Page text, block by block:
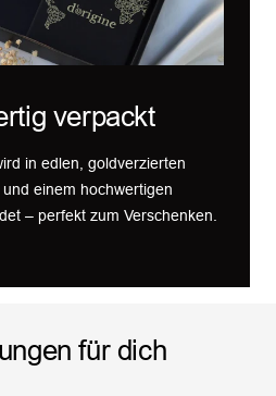
verpackt
in edlen, goldverzierten
einem hochwertigen
– perfekt zum Verschenken.
für dich